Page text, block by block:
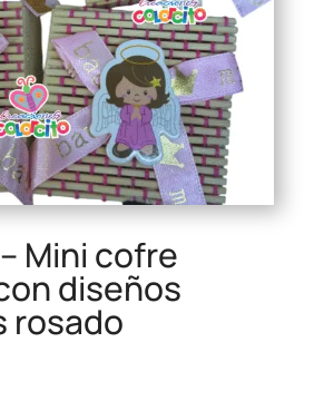
Mini cofre
diseños
rosado